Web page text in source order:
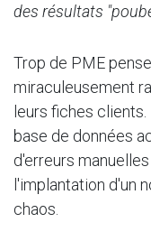
des résultats
Trop de PME
miraculeusement
leurs fiches
base de données
d'erreurs
l'implantation d'un
chaos.